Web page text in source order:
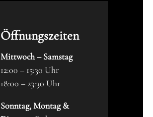
Öffnungszeiten
Mittwoch – Samstag
12:00 – 15:30 Uhr
18:00 – 23:30 Uhr
Sonntag, Montag &